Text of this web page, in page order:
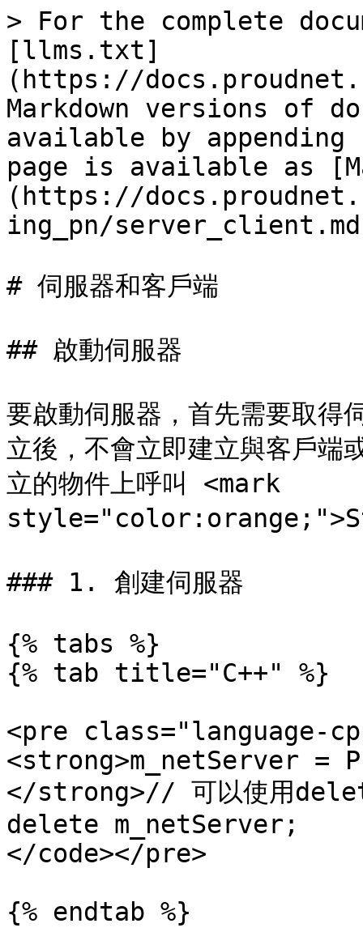
> For the complete
[llms.txt]
(https://
Markdown versions of
available by
page is available as
(https://
ing_pn/
# 伺服器和客戶端
## 啟動伺服器
要啟動伺服器，首先需要取得
立後，不會立即建立與客戶端
立的物件上呼叫 <mark
### 1. 創建伺服器
{% tabs %}
{% tab title="C++" %}
<pre class="language-
<strong>m_netServer =
</strong>// 可以使用
delete m_netServer;
</code></pre>
{% endtab %}